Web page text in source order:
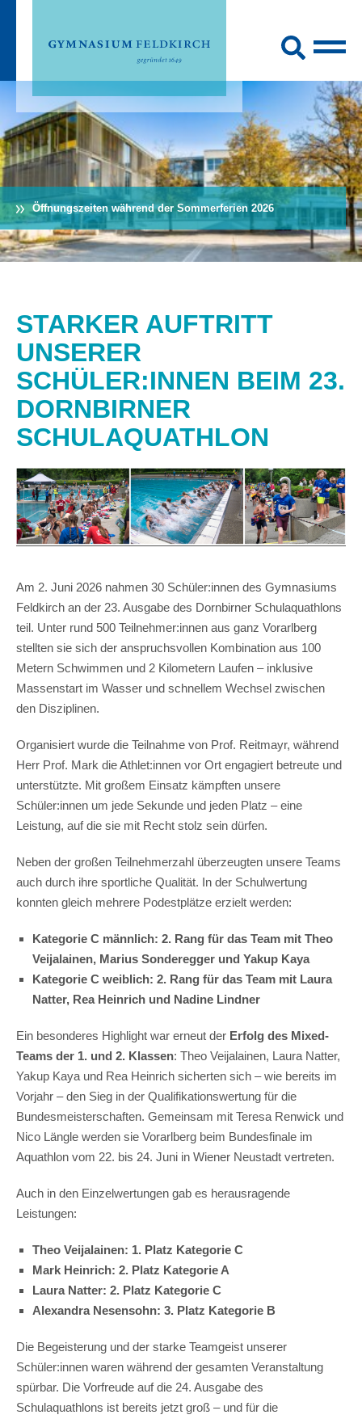
Öffnungszeiten während der Sommerferien 2026
STARKER AUFTRITT
UNSERER
SCHÜLER:INNEN BEIM 23.
DORNBIRNER
SCHULAQUATHLON
Am 2. Juni 2026 nahmen 30 Schüler:innen des Gymnasiums
Feldkirch an der 23. Ausgabe des Dornbirner Schulaquathlons
teil. Unter rund 500 Teilnehmer:innen aus ganz Vorarlberg
stellten sie sich der anspruchsvollen Kombination aus 100
Metern Schwimmen und 2 Kilometern Laufen – inklusive
Massenstart im Wasser und schnellem Wechsel zwischen
den Disziplinen.
Organisiert wurde die Teilnahme von Prof. Reitmayr, während
Herr Prof. Mark die Athlet:innen vor Ort engagiert betreute und
unterstützte. Mit großem Einsatz kämpften unsere
Schüler:innen um jede Sekunde und jeden Platz – eine
Leistung, auf die sie mit Recht stolz sein dürfen.
Neben der großen Teilnehmerzahl überzeugten unsere Teams
auch durch ihre sportliche Qualität. In der Schulwertung
konnten gleich mehrere Podestplätze erzielt werden:
Kategorie C männlich: 2. Rang für das Team mit Theo
Veijalainen, Marius Sonderegger und Yakup Kaya
Kategorie C weiblich: 2. Rang für das Team mit Laura
Natter, Rea Heinrich und Nadine Lindner
Ein besonderes Highlight war erneut der Erfolg des Mixed-
Teams der 1. und 2. Klassen: Theo Veijalainen, Laura Natter,
Yakup Kaya und Rea Heinrich sicherten sich – wie bereits im
Vorjahr – den Sieg in der Qualifikationswertung für die
Bundesmeisterschaften. Gemeinsam mit Teresa Renwick und
Nico Längle werden sie Vorarlberg beim Bundesfinale im
Aquathlon vom 22. bis 24. Juni in Wiener Neustadt vertreten.
Auch in den Einzelwertungen gab es herausragende
Leistungen:
Theo Veijalainen: 1. Platz Kategorie C
Mark Heinrich: 2. Platz Kategorie A
Laura Natter: 2. Platz Kategorie C
Alexandra Nesensohn: 3. Platz Kategorie B
Die Begeisterung und der starke Teamgeist unserer
Schüler:innen waren während der gesamten Veranstaltung
spürbar. Die Vorfreude auf die 24. Ausgabe des
Schulaquathlons ist bereits jetzt groß – und für die